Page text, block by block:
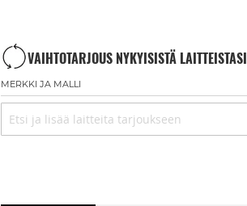
VAIHTOTARJOUS NYKYISISTÄ LAITTEISTASI
MERKKI JA MALLI